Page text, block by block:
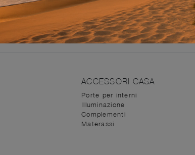
ACCESSORI CASA
Porte per interni
Illuminazione
Complementi
Materassi